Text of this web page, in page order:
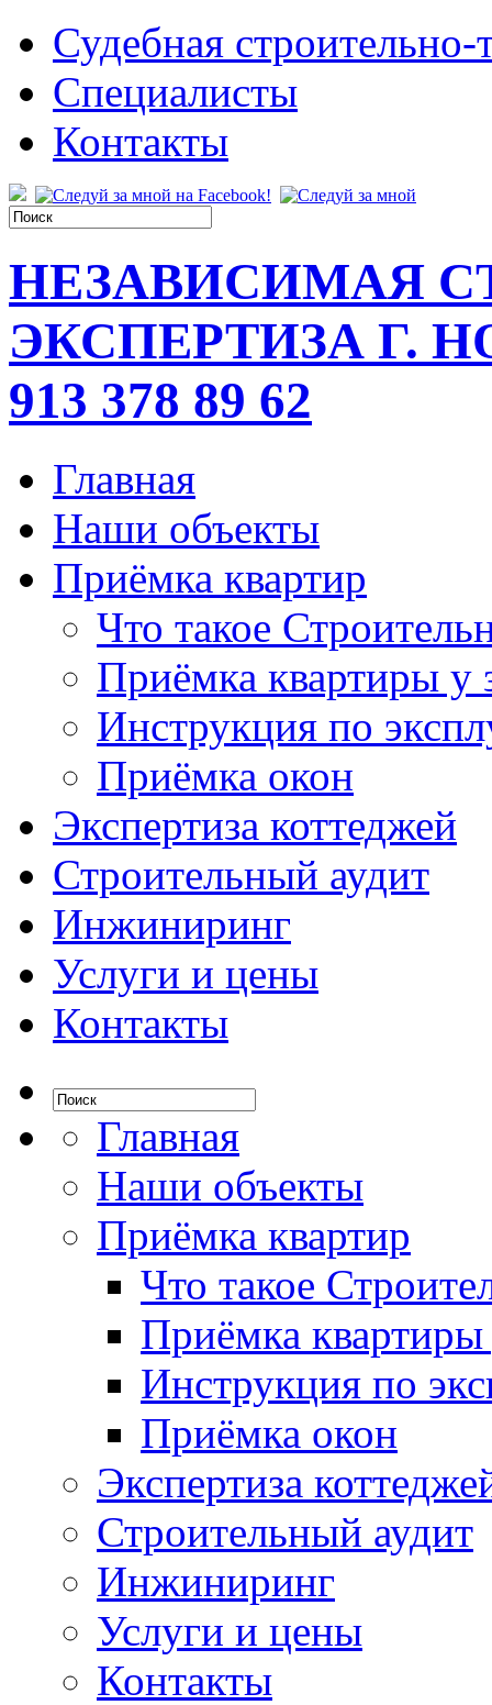
Судебная строительно-
Специалисты
Контакты
НЕЗАВИСИМАЯ
ЭКСПЕРТИЗА Г.
913 378 89 62
Главная
Наши объекты
Приёмка квартир
Что такое
Приёмка квартиры у
Инструкция по
Приёмка окон
Экспертиза коттеджей
Строительный аудит
Инжиниринг
Услуги и цены
Контакты
Главная
Наши объекты
Приёмка квартир
Что такое
Приёмка
Инструкция по
Приёмка окон
Экспертиза
Строительный аудит
Инжиниринг
Услуги и цены
Контакты